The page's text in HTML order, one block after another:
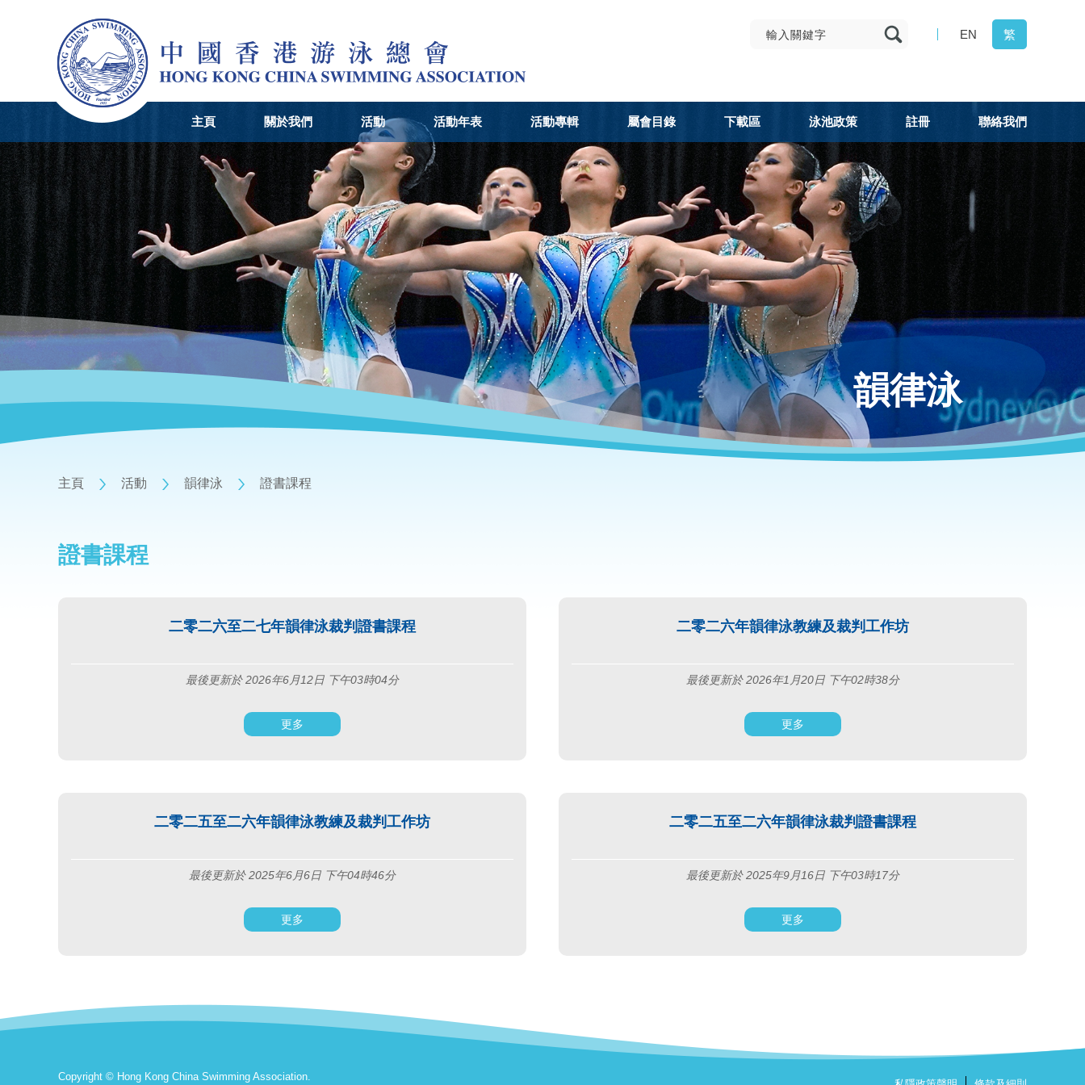
EN 繁
主頁 關於我們 活動 活動年表 活動專輯 屬會目錄 下載區 泳池政策 註冊 聯絡我們
韻律泳
主頁 活動 韻律泳 證書課程
證書課程
二零二六至二七年韻律泳裁判證書課程
最後更新於 2026年6月12日 下午03時04分
更多
二零二六年韻律泳教練及裁判工作坊
最後更新於 2026年1月20日 下午02時38分
更多
二零二五至二六年韻律泳教練及裁判工作坊
最後更新於 2025年6月6日 下午04時46分
更多
二零二五至二六年韻律泳裁判證書課程
最後更新於 2025年9月16日 下午03時17分
更多
Copyright © Hong Kong China Swimming Association.